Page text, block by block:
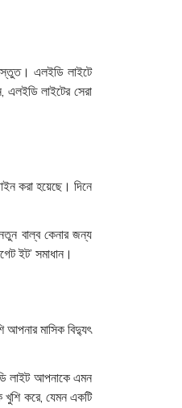
এলইডি লাইটে
লাইটের সেরা
করা হয়েছে। দিনে
বাল্ব কেনার জন্য
ইট’ সমাধান।
আপনার মাসিক বিদ্যুৎ
লাইট আপনাকে এমন
করে, যেমন একটি